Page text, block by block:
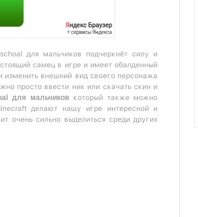
для мальчиков подчеркнёт силу и
самец в игре и имеет обалденный
внешний вид своего персонажа
просто ввести ник или скачать скин и
для мальчиков который также можно
делают нашу игре интересной и
очень сильно выделиться среди других